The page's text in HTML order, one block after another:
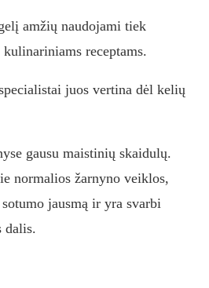
amžių naudojami tiek
receptams.
juos vertina dėl kelių
gausu maistinių skaidulų.
normalios žarnyno veiklos,
jausmą ir yra svarbi
dalis.